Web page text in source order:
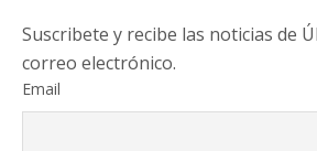
Suscribete y recibe las noticias de
correo electrónico.
Email